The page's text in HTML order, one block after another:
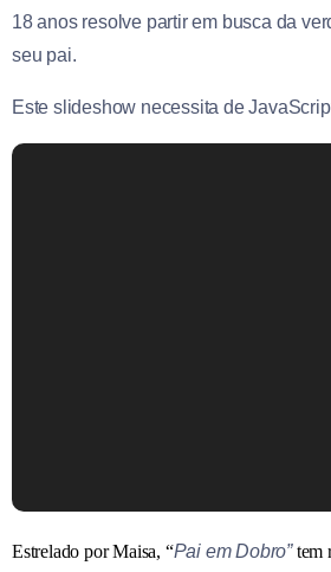
18 anos resolve partir em busca da
seu pai.
Este slideshow necessita de
Estrelado por Maisa, “Pai em Dobro”tem